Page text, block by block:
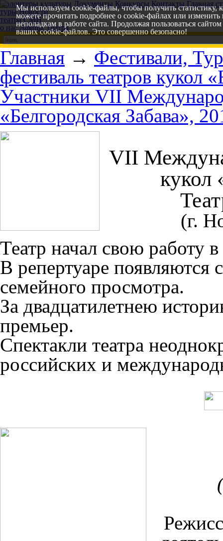
Волонтеры культуры Документы Конкурсы Контакты Главная
туры Новости
театра СМИ
о нас АфишаТеатра
Главная → Фестивали,
фестиваль театров кукол
Участники VII
«Белгородская Забава»,
VII
кукол
(г.
Театр начал свою работу
В репертуаре появляются
семейного просмотра.
За двадцатилетнею
премьер.
Спектакли театра
российских и
Мы используем cookie-файлы, чтобы получить статистику,
можете прочитать подробнее о cookie-файлах или
неполадкам в работе сайта. Продолжая пользоваться
ваших cookie-файлов. Это совершенно безопасно!